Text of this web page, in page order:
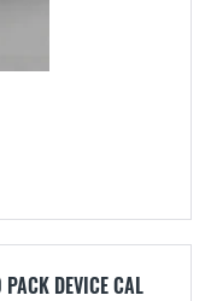
DEVICE CAL